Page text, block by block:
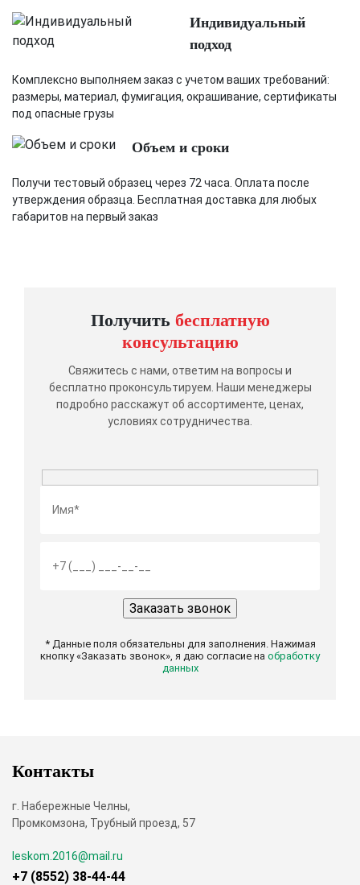
Индивидуальный
подход
Комплексно выполняем заказ с учетом ваших требований:
размеры, материал, фумигация, окрашивание, сертификаты
под опасные грузы
Объем и сроки
Получи тестовый образец через 72 часа. Оплата после
утверждения образца. Бесплатная доставка для любых
габаритов на первый заказ
Получить бесплатную
консультацию
Свяжитесь с нами, ответим на вопросы и
бесплатно проконсультируем. Наши менеджеры
подробно расскажут об ассортименте, ценах,
условиях сотрудничества.
* Данные поля обязательны для заполнения. Нажимая
кнопку «Заказать звонок», я даю согласие на обработку
данных
Контакты
г. Набережные Челны,
Промкомзона, Трубный проезд, 57
leskom.2016@mail.ru
+7 (8552) 38-44-44